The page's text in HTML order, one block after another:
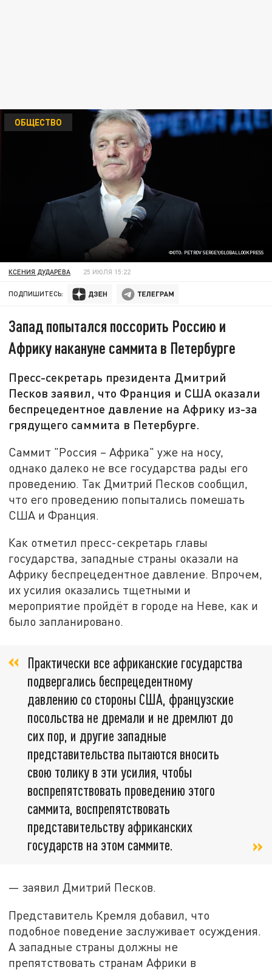
ФОТО: PETROV SERGEY/GLOBALLOOKPRESS
ОБЩЕСТВО
КСЕНИЯ ДУДАРЕВА 25 ИЮЛЯ 15:22
ПОДПИШИТЕСЬ:
Запад попытался поссорить Россию и
Африку накануне саммита в Петербурге
Пресс-секретарь президента Дмитрий
Песков заявил, что Франция и США оказали
беспрецедентное давление на Африку из-за
грядущего саммита в Петербурге.
Саммит "Россия – Африка" уже на носу,
однако далеко не все государства рады его
проведению. Так Дмитрий Песков сообщил,
что его проведению попытались помешать
США и Франция.
Как отметил пресс-секретарь главы
государства, западные страны оказали на
Африку беспрецедентное давление. Впрочем,
их усилия оказались тщетными и
мероприятие пройдёт в городе на Неве, как и
было запланировано.
Практически все африканские государства
подвергались беспрецедентному
давлению со стороны США, французские
посольства не дремали и не дремлют до
сих пор, и другие западные
представительства пытаются вносить
свою толику в эти усилия, чтобы
воспрепятствовать проведению этого
саммита, воспрепятствовать
представительству африканских
государств на этом саммите.
— заявил Дмитрий Песков.
Представитель Кремля добавил, что
подобное поведение заслуживает осуждения.
А западные страны должны не
препятствовать странам Африки в